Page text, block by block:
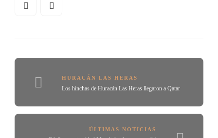
HURACÁN LAS HERAS
Los hinchas de Huracán Las Heras llegaron a Qatar
ÚLTIMAS NOTICIAS